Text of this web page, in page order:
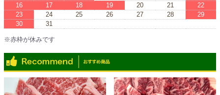
16
17 18 19 20 21
22
23
24 25 26 27 28
29
30
31
※赤枠が休みです